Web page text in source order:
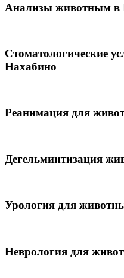
Анализы животным в
Стоматологические
Нахабино
Реанимация для
Дегельминтизация
Урология для
Неврология для